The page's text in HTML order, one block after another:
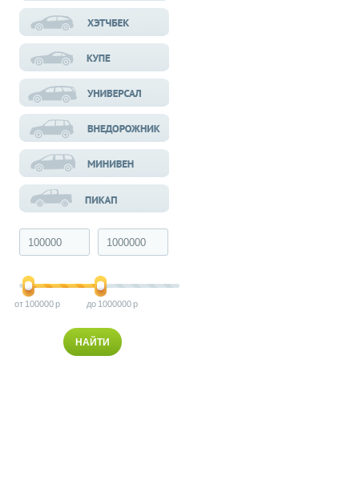
100000 1000000